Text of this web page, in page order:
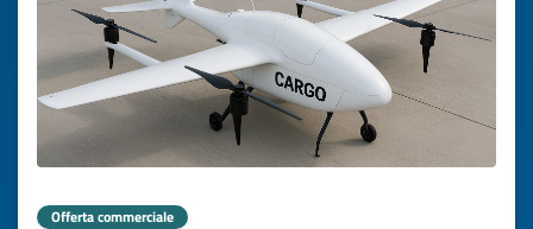
Offerta commerciale